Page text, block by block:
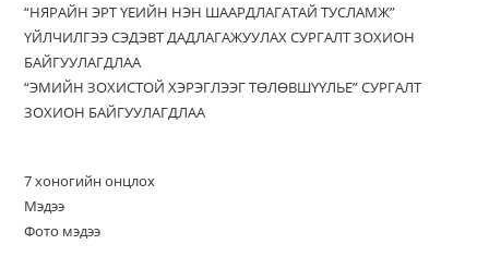
“НЯРАЙН ЭРТ ҮЕИЙН НЭН ШААРДЛАГАТАЙ ТУСЛАМЖ”
ҮЙЛЧИЛГЭЭ СЭДЭВТ ДАДЛАГАЖУУЛАХ СУРГАЛТ ЗОХИОН
БАЙГУУЛАГДЛАА
“ЭМИЙН ЗОХИСТОЙ ХЭРЭГЛЭЭГ ТӨЛӨВШҮҮЛЬЕ” СУРГАЛТ
ЗОХИОН БАЙГУУЛАГДЛАА
7 хоногийн онцлох
Мэдээ
Фото мэдээ